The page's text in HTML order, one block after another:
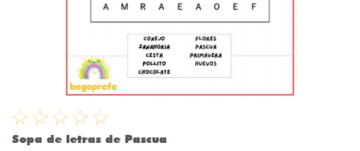
Sopa de letras de Pascua